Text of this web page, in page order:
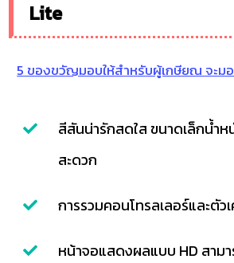
Lite
5 ของขวัญมอบให้สำหรับผู้เกษียณ จะม
สีสันน่ารักสดใส ขนาดเล็กน้ำห
สะดวก
การรวมคอนโทรลเลอร์และตัว
หน้าจอแสดงผลแบบ HD สามา